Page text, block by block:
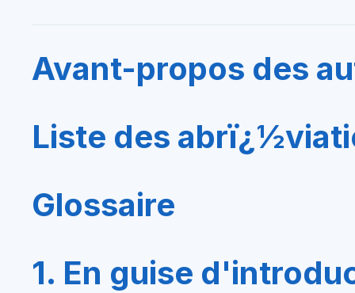
Avant-propos des
Liste des
Glossaire
1. En guise